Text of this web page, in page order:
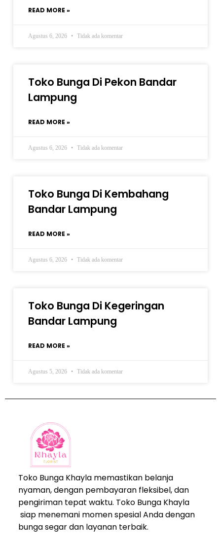
READ MORE »
Agustus 6, 2026 Tidak ada komentar
Toko Bunga Di Pekon Bandar
Lampung
READ MORE »
Agustus 6, 2026 Tidak ada komentar
Toko Bunga Di Kembahang
Bandar Lampung
READ MORE »
Agustus 6, 2026 Tidak ada komentar
Toko Bunga Di Kegeringan
Bandar Lampung
READ MORE »
Agustus 5, 2026 Tidak ada komentar
Toko Bunga Khayla memastikan belanja
nyaman, dengan pembayaran fleksibel, dan
pengiriman tepat waktu. Toko Bunga Khayla
siap menemani momen spesial Anda dengan
bunga segar dan layanan terbaik.